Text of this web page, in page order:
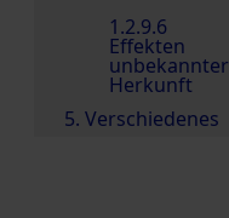
1.2.9.6
Effekten
unbekannter
Herkunft
5. Verschiedenes